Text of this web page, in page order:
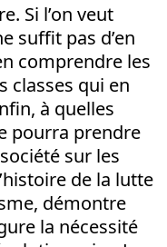
Si l’on veut
suffit pas d’en
comprendre les
classes qui en
à quelles
pourra prendre
sur les
de la lutte
démontre
la nécessité